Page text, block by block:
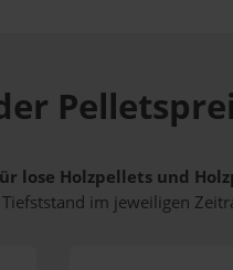
lose Holzpellets und
im jeweiligen